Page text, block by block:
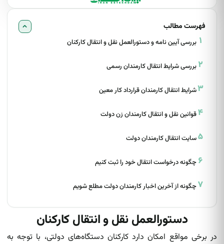
فهرست مطالب
بررسی آیین نامه و دستورالعمل نقل و انتقال کارکنان
بررسی شرایط انتقال کارمندان رسمی
شرایط انتقال کارمندان قرارداد کار معین
قوانین نقل و انتقال کارمندان زن دولت
سایت انتقال کارمندان دولت
چگونه درخواست انتقال خود را ثبت کنیم
چگونه از آخرین اخبار کارمندان دولت مطلع شویم
دستورالعمل نقل و انتقال کارکنان
در برخی مواقع امکان دارد کارکنان دستگاه‌های دولتی، با توجه به